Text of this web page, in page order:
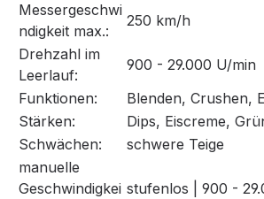
Messergeschwi
ndigkeit max.:
250 km/h
Drehzahl im
Leerlauf:
900 - 29.000 U/min
Funktionen:
Blenden, Crushen,
Stärken:
Dips, Eiscreme,
Schwächen:
schwere Teige
manuelle
Geschwindigkei stufenlos | 900 -